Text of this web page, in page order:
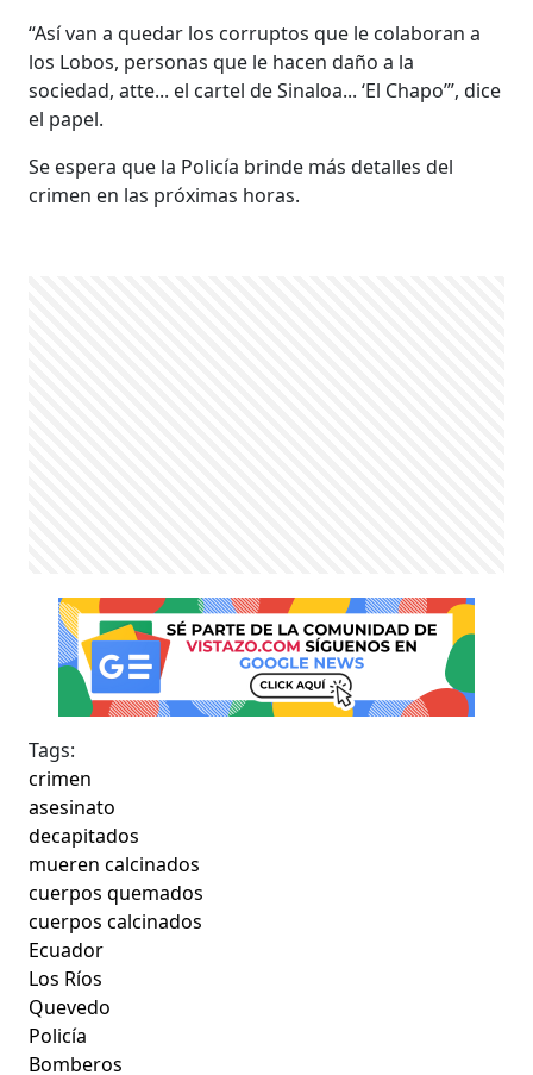
“Así van a quedar los corruptos que le colaboran a
los Lobos, personas que le hacen daño a la
sociedad, atte... el cartel de Sinaloa... ‘El Chapo’”, dice
el papel.
Se espera que la Policía brinde más detalles del
crimen en las próximas horas.
Tags:
crimen
asesinato
decapitados
mueren calcinados
cuerpos quemados
cuerpos calcinados
Ecuador
Los Ríos
Quevedo
Policía
Bomberos